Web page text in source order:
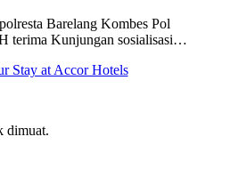
Barelang Kombes Pol
terima Kunjungan sosialisasi…
dimuat.